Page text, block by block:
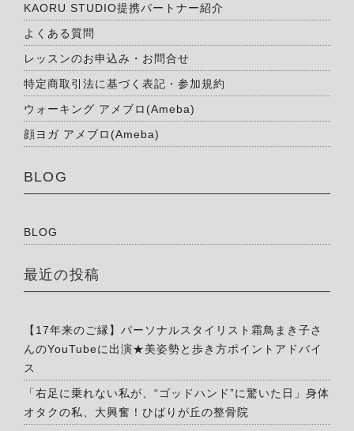
KAORU STUDIO提携パートナー紹介
よくある質問
レッスンのお申込み・お問合せ
特定商取引法に基づく表記・参加規約
ウォーキング アメブロ(Ameba)
顔ヨガ アメブロ(Ameba)
BLOG
BLOG
最近の投稿
【17年来のご縁】パーソナルスタイリスト霜鳥まき子さ
んのYouTubeに出演★美姿勢と歩き方ポイントアドバイ
ス
「右足に乗れない私が、“ゴッドハンド”に驚いた日」身体
オタクの私、大興奮！ひばりが丘の整骨院